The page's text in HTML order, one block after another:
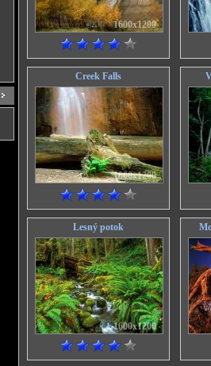
1600x1200
Creek Falls
1600x1200
Lesný potok
1600x1200